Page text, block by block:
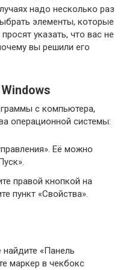
надо несколько раз
элементы, которые
указать, что вас не
вы решили его
с компьютера,
операционной системы:
Её можно
правой кнопкой на
пункт «Свойства».
«Панель
маркер в чекбокс